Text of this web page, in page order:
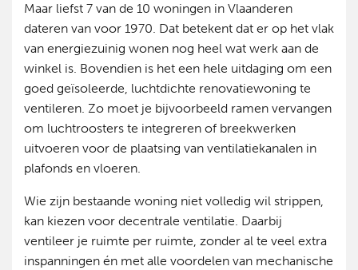
Maar liefst 7 van de 10 woningen in Vlaanderen
dateren van voor 1970. Dat betekent dat er op het vlak
van energiezuinig wonen nog heel wat werk aan de
winkel is. Bovendien is het een hele uitdaging om een
goed geïsoleerde, luchtdichte renovatiewoning te
ventileren. Zo moet je bijvoorbeeld ramen vervangen
om luchtroosters te integreren of breekwerken
uitvoeren voor de plaatsing van ventilatiekanalen in
plafonds en vloeren.
Wie zijn bestaande woning niet volledig wil strippen,
kan kiezen voor decentrale ventilatie. Daarbij
ventileer je ruimte per ruimte, zonder al te veel extra
inspanningen én met alle voordelen van mechanische